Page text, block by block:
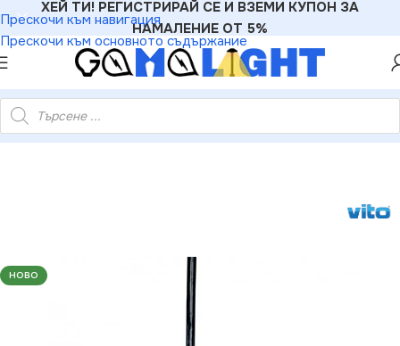
Прескочи към навигация
Прескочи към основното съдържание
ХЕЙ ТИ! РЕГИСТРИРАЙ СЕ И ВЗЕМИ КУПОН ЗА
НАМАЛЕНИЕ ОТ 5%
ВГРАЖДАНЕ КРЪГЪЛ VT402 GU5.3 ЗЛАТЕН СЪС СТЪКЛО
НОВО